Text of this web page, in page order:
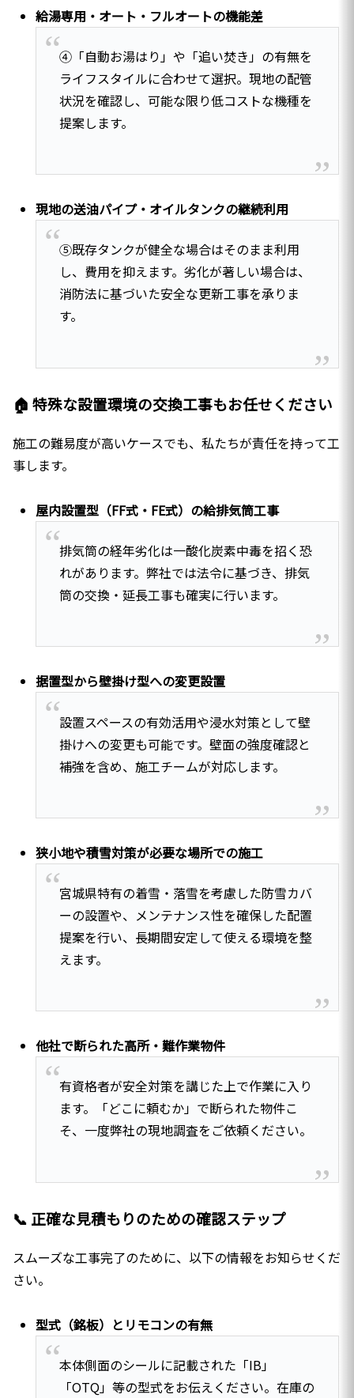
給湯専用・オート・フルオートの機能差
④「自動お湯はり」や「追い焚き」の有無を
ライフスタイルに合わせて選択。現地の配管
状況を確認し、可能な限り低コストな機種を
提案します。
現地の送油パイプ・オイルタンクの継続利用
⑤既存タンクが健全な場合はそのまま利用
し、費用を抑えます。劣化が著しい場合は、
消防法に基づいた安全な更新工事を承りま
す。
🏠 特殊な設置環境の交換工事もお任せください
施工の難易度が高いケースでも、私たちが責任を持って工
事します。
屋内設置型（FF式・FE式）の給排気筒工事
排気筒の経年劣化は一酸化炭素中毒を招く恐
れがあります。弊社では法令に基づき、排気
筒の交換・延長工事も確実に行います。
据置型から壁掛け型への変更設置
設置スペースの有効活用や浸水対策として壁
掛けへの変更も可能です。壁面の強度確認と
補強を含め、施工チームが対応します。
狭小地や積雪対策が必要な場所での施工
宮城県特有の着雪・落雪を考慮した防雪カバ
ーの設置や、メンテナンス性を確保した配置
提案を行い、長期間安定して使える環境を整
えます。
他社で断られた高所・難作業物件
有資格者が安全対策を講じた上で作業に入り
ます。「どこに頼むか」で断られた物件こ
そ、一度弊社の現地調査をご依頼ください。
📞 正確な見積もりのための確認ステップ
スムーズな工事完了のために、以下の情報をお知らせくだ
さい。
型式（銘板）とリモコンの有無
本体側面のシールに記載された「IB」
「OTQ」等の型式をお伝えください。在庫の